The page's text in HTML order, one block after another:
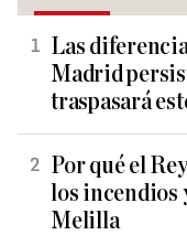
Las
Madrid
traspasará
Por qué el
los incendios
Melilla